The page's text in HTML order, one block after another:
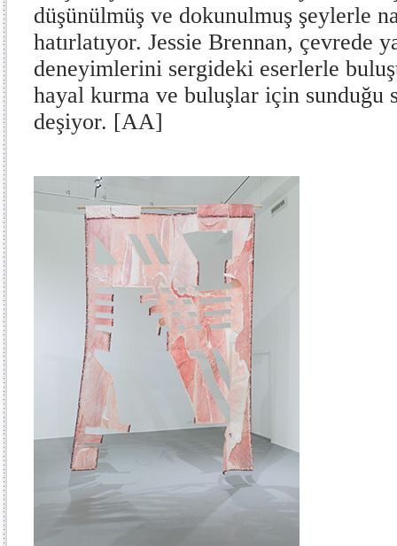
düşünülmüş ve dokunulmuş şeylerle
hatırlatıyor. Jessie Brennan, çevrede
deneyimlerini sergideki eserlerle
hayal kurma ve buluşlar için sunduğu
deşiyor. [AA]